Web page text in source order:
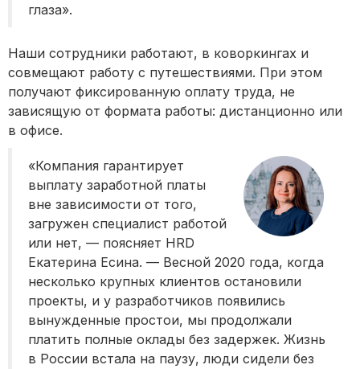
глаза».
Наши сотрудники работают, в коворкингах и
совмещают работу с путешествиями. При этом
получают фиксированную оплату труда, не
зависящую от формата работы: дистанционно или
в офисе.
«Компания гарантирует
выплату заработной платы
вне зависимости от того,
загружен специалист работой
или нет, — поясняет HRD
Екатерина Есина. — Весной 2020 года, когда
несколько крупных клиентов остановили
проекты, и у разработчиков появились
вынужденные простои, мы продолжали
платить полные оклады без задержек. Жизнь
в России встала на паузу, люди сидели без